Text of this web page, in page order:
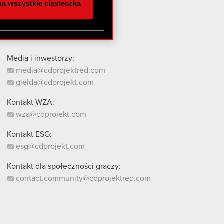
innymi danymi
z naszej witryny,
wszystkie ciasteczka
Media i inwestorzy:
media@cdprojektred.com
gielda@cdprojekt.com
Kontakt WZA:
wza@cdprojekt.com
Kontakt ESG:
esg@cdprojekt.com
Kontakt dla społeczności graczy:
contact.community@cdprojektred.com